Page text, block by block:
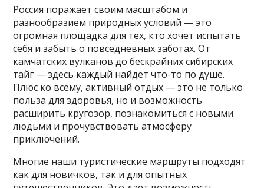
Россия поражает своим масштабом и
разнообразием природных условий — это
огромная площадка для тех, кто хочет испытать
себя и забыть о повседневных заботах. От
камчатских вулканов до бескрайних сибирских
тайг — здесь каждый найдёт что-то по душе.
Плюс ко всему, активный отдых — это не только
польза для здоровья, но и возможность
расширить кругозор, познакомиться с новыми
людьми и прочувствовать атмосферу
приключений.
Многие наши туристические маршруты подходят
как для новичков, так и для опытных